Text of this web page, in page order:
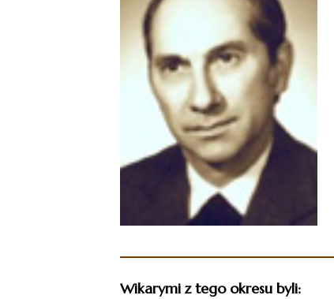
Wikarymi z tego okresu byli: